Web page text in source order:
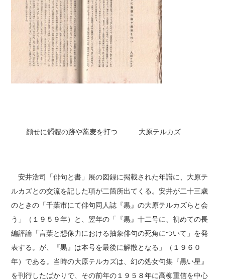
顔せに髑髏の跡や蕎麦を打つ 大原テルカズ
安井浩司「俳句と書」展の図録に掲載された年譜に、大原テ
ルカズとの交流を記した項が二箇所出てくる。安井が二十三歳
のときの「千葉市にて俳句同人誌『黒』の大原テルカズらと会
う」（１９５９年）と、翌年の「『黒』十二号に、初めての長
編評論「言葉と想像力における抽象俳句の死角について」を発
表する。が、『黒』は本号を最後に解散となる」（１９６０
年）である。当時の大原テルカズは、幻の処女句集『黒い星』
を刊行したばかりで、その前年の１９５８年に高柳重信を中心